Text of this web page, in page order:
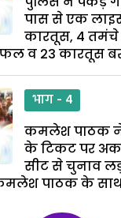
पास से एक
कारतूस, 4 तमंचे
व 23 कारतूस
भाग - 4
कमलेश पाठक
के टिकट पर
सीट से चुनाव
पाठक के